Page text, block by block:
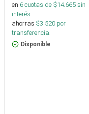
en 6cuotas de $14.665sin
interés
ahorras $3.520 por
transferencia.
Disponible